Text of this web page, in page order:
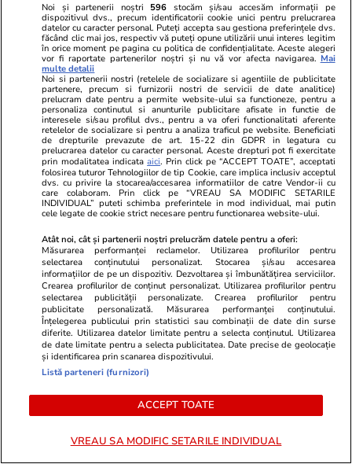
Știri România 19:11
Oana Țoiu a fost prezentă la o
recepție diplomatică cu frații
Tate, dar a plecat imediat ce i-a
văzut
Nivelul Dunării a scăzut
dramatic la Rasova, însă
autoritățile dau asigurări că
populația nu va rămâne fără
Ce să faci când ești prins într-o
furtună pe munte și de ce este
Noi și partenerii noștri 596 stocăm și/sau accesăm informații pe
dispozitivul dvs., precum identificatorii cookie unici pentru prelucrarea
datelor cu caracter personal. Puteți accepta sau gestiona preferințele dvs.
făcând clic mai jos, respectiv vă puteți opune utilizării unui interes legitim
în orice moment pe pagina cu politica de confidențialitate. Aceste alegeri
vor fi raportate partenerilor noștri și nu vă vor afecta navigarea. Mai
multe detalii
Noi si partenerii nostri (retelele de socializare si agentiile de publicitate
partenere, precum si furnizorii nostri de servicii de date analitice)
prelucram date pentru a permite website-ului sa functioneze, pentru a
personaliza continutul si anunturile publicitare afisate in functie de
interesele si/sau profilul dvs., pentru a va oferi functionalitati aferente
retelelor de socializare si pentru a analiza traficul pe website. Beneficiati
de drepturile prevazute de art. 15-22 din GDPR in legatura cu
prelucrarea datelor cu caracter personal. Aceste drepturi pot fi exercitate
prin modalitatea indicataaici. Prin click pe “ACCEPT TOATE”, acceptati
folosirea tuturor Tehnologiilor de tip Cookie, care implica inclusiv acceptul
dvs. cu privire la stocarea/accesarea informatiilor de catre Vendor-ii cu
care colaboram. Prin click pe “VREAU SA MODIFIC SETARILE
INDIVIDUAL” puteti schimba preferintele in mod individual, mai putin
cele legate de cookie strict necesare pentru functionarea website-ului.
Atât noi, cât și partenerii noștri prelucrăm datele pentru a oferi:
Măsurarea performanței reclamelor. Utilizarea profilurilor pentru
selectarea conținutului personalizat. Stocarea și/sau accesarea
informațiilor de pe un dispozitiv. Dezvoltarea și îmbunătățirea serviciilor.
Crearea profilurilor de conținut personalizat. Utilizarea profilurilor pentru
selectarea publicității personalizate. Crearea profilurilor pentru
publicitate personalizată. Măsurarea performanței conținutului.
Înțelegerea publicului prin statistici sau combinații de date din surse
diferite. Utilizarea datelor limitate pentru a selecta conținutul. Utilizarea
de date limitate pentru a selecta publicitatea. Date precise de geolocație
și identificarea prin scanarea dispozitivului.
Listă parteneri (furnizori)
ACCEPT TOATE
VREAU SA MODIFIC SETARILE INDIVIDUAL